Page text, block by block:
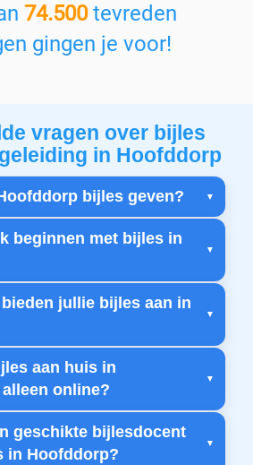
74.500tevreden
gingen je voor!
vragen over bijles
in Hoofddorp
bijles geven?
beginnen met bijles in
jullie bijles aan in
aan huis in
online?
geschikte bijlesdocent
in Hoofddorp?